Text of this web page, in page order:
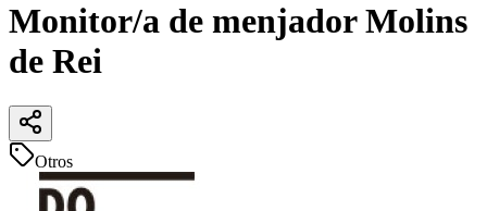
Monitor/a de menjador Molins
de Rei
Otros